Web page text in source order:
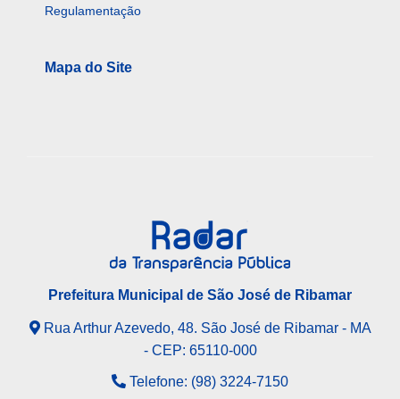
Regulamentação
Mapa do Site
Prefeitura Municipal de São José de Ribamar
Rua Arthur Azevedo, 48. São José de Ribamar - MA
- CEP: 65110-000
Telefone: (98) 3224-7150